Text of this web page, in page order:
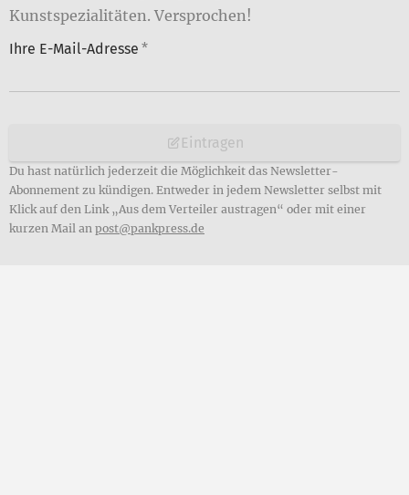
Kunstspezialitäten. Versprochen!
Ihre E-Mail-Adresse *
Eintragen
Du hast natürlich jederzeit die Möglichkeit das Newsletter-
Abonnement zu kündigen. Entweder in jedem Newsletter selbst mit
Klick auf den Link „Aus dem Verteiler austragen“ oder mit einer
kurzen Mail an post@pankpress.de